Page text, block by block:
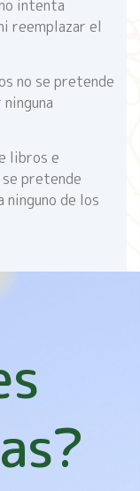
intenta
reemplazar el
no se pretende
libros e
pretende
de los